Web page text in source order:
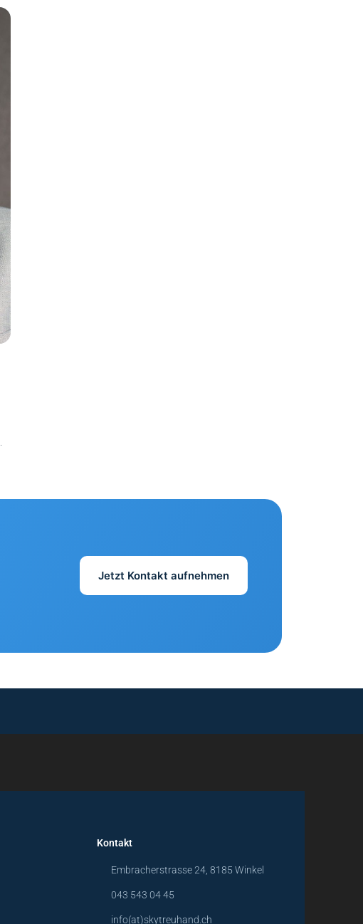
Jetzt Kontakt aufnehmen
Kontakt
Embracherstrasse 24, 8185 Winkel
043 543 04 45
info(at)skytreuhand.ch